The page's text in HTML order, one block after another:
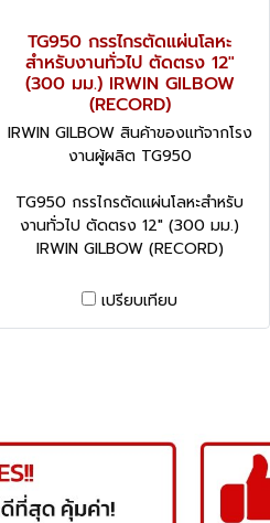
TG950 กรรไกรตัดแผ่นโลหะ
สำหรับงานทั่วไป ตัดตรง 12"
(300 มม.) IRWIN GILBOW
(RECORD)
IRWIN GILBOW สินค้าของแท้จากโรง
งานผู้ผลิต TG950
TG950 กรรไกรตัดแผ่นโลหะสำหรับ
งานทั่วไป ตัดตรง 12" (300 มม.)
IRWIN GILBOW (RECORD)
เปรียบเทียบ